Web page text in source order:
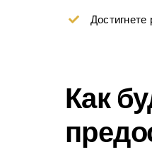
Как